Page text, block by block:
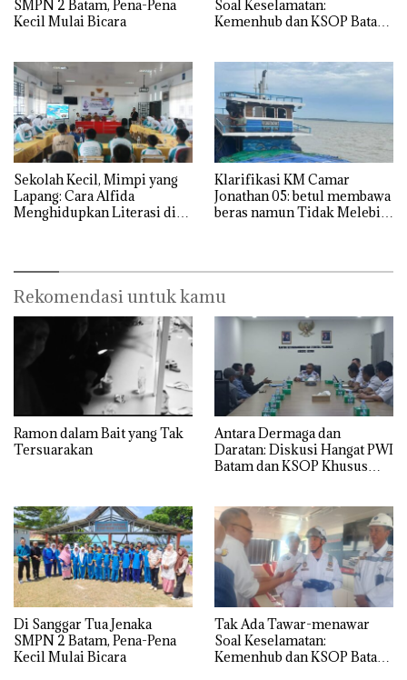
SMPN 2 Batam, Pena-Pena
Kecil Mulai Bicara
Soal Keselamatan:
Kemenhub dan KSOP Batam
Sekolah Kecil, Mimpi yang
Lapang: Cara Alfida
Menghidupkan Literasi di
Klarifikasi KM Camar
Jonathan 05: betul membawa
beras namun Tidak Melebihi
Rekomendasi untuk kamu
Ramon dalam Bait yang Tak
Tersuarakan
Antara Dermaga dan
Daratan: Diskusi Hangat PWI
Batam dan KSOP Khusus
Di Sanggar Tua Jenaka
SMPN 2 Batam, Pena-Pena
Kecil Mulai Bicara
Tak Ada Tawar-menawar
Soal Keselamatan:
Kemenhub dan KSOP Batam